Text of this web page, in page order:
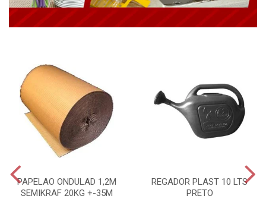
PAPELAO ONDULAD 1,2M
SEMIKRAF 20KG +-35M
REGADOR PLAST 10 LTS
PRETO